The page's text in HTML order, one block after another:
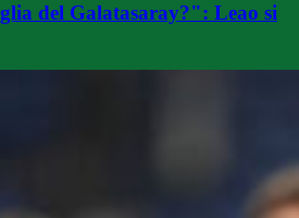
del Galatasaray?": Leao si